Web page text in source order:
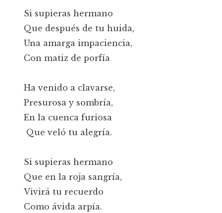
Si supieras hermano
Que después de tu huida,
Una amarga impaciencia,
Con matiz de porfía
Ha venido a clavarse,
Presurosa y sombría,
En la cuenca furiosa
Que veló tu alegría.
Si supieras hermano
Que en la roja sangría,
Vivirá tu recuerdo
Como ávida arpía.